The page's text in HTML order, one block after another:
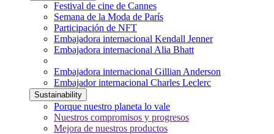
Festival de cine de Cannes
Semana de la Moda de París
Participación de NFT
Embajadora internacional Kendall Jenner
Embajadora internacional Alia Bhatt
Embajadora internacional Gillian Anderson
Embajador internacional Charles Leclerc
Sustainability
Porque nuestro planeta lo vale
Nuestros compromisos y progresos
Mejora de nuestros productos